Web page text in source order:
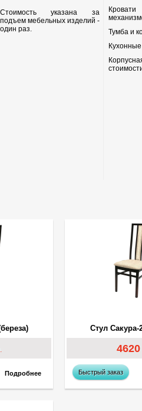
Стоимость указана за
подъем мебельных изделий -
один раз.
Тумба и
Подробнее
4620
Стул Сакура-
Быстрый заказ